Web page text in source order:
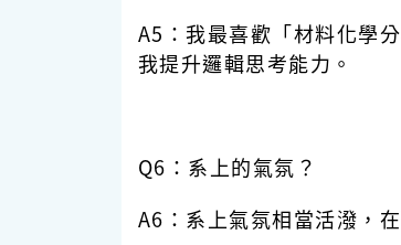
A5：我最喜歡「材料化學
我提升邏輯思考能力。
Q6：系上的氣氛？
A6：系上氣氛相當活潑，